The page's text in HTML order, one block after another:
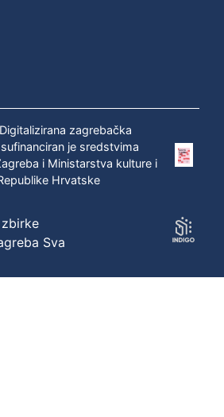
zagrebačka
je sredstvima
i Ministarstva kulture i
Hrvatske
Sva